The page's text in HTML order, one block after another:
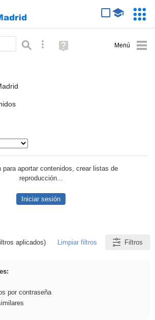
Búsqueda avanzada
Ayuda
(en
para aportar contenidos, crear listas de
reproducción...
Iniciar sesión
Ahmet
aplicados) Limpiar filtros Filtros
por contraseña